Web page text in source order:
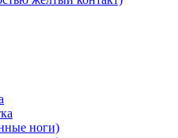
ноги)